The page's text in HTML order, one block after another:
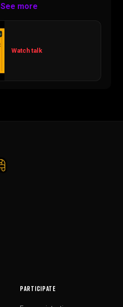
See more
Watch talk
PARTICIPATE